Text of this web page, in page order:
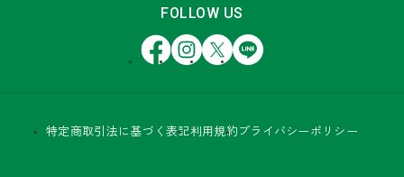
FOLLOW US
FacebookInstagram
X LINE
特定商取引法に基づく表記利用規約 プライバシーポリシー